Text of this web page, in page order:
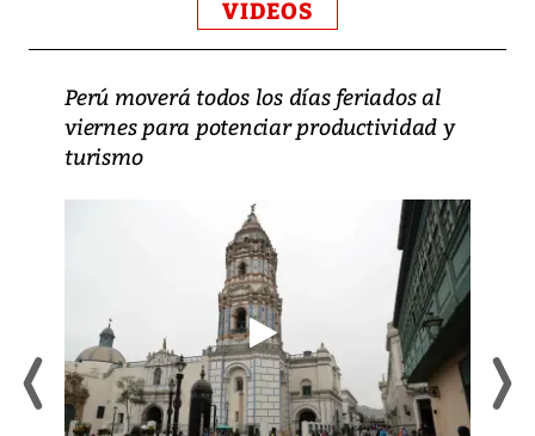
VIDEOS
Perú moverá todos los días feriados al
viernes para potenciar productividad y
turismo